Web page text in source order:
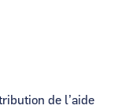
de l’aide